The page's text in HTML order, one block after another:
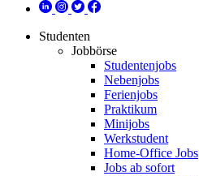
Studenten
Jobbörse
Studentenjobs
Nebenjobs
Ferienjobs
Praktikum
Minijobs
Werkstudent
Home-Office Jobs
Jobs ab sofort